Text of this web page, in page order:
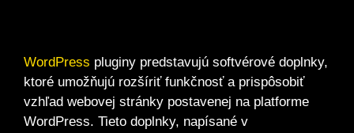
WordPress pluginy predstavujú softvérové doplnky,
ktoré umožňujú rozšíriť funkčnosť a prispôsobiť
vzhľad webovej stránky postavenej na platforme
WordPress. Tieto doplnky, napísané v